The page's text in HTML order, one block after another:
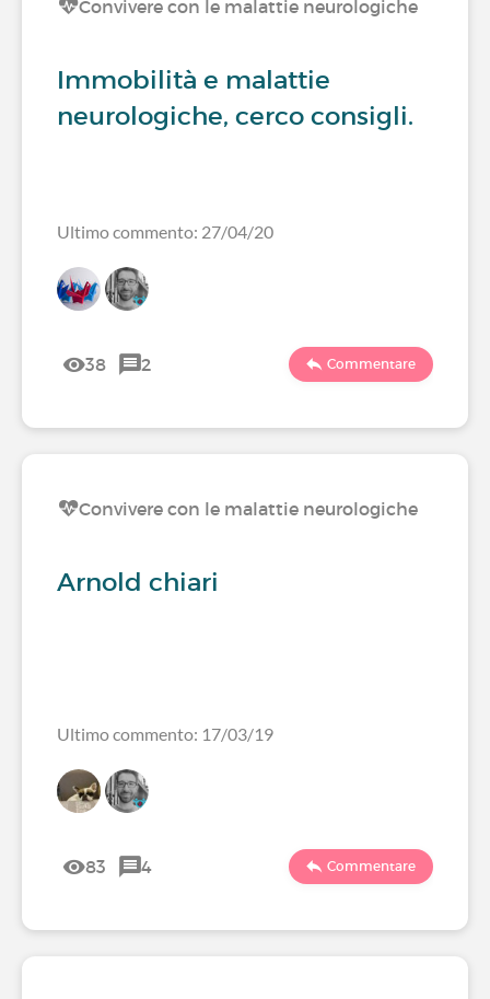
Convivere con le malattie neurologiche
Immobilità e malattie
neurologiche, cerco consigli.
Ultimo commento: 27/04/20
38 2 Commentare
Convivere con le malattie neurologiche
Arnold chiari
Ultimo commento: 17/03/19
83 4 Commentare